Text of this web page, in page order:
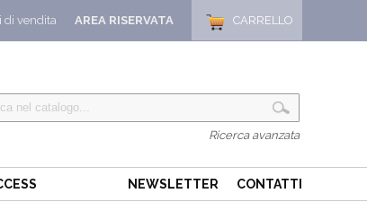
CARRELLO
AREA RISERVATA
di vendita
Ricerca avanzata
NEWSLETTER CONTATTI